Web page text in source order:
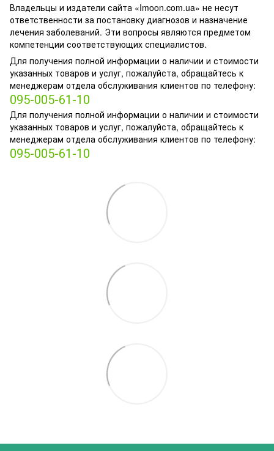
Владельцы и издатели сайта «Imoon.com.ua» не несут
ответственности за постановку диагнозов и назначение
лечения заболеваний. Эти вопросы являются предметом
компетенции соответствующих специалистов.
Для получения полной информации о наличии и стоимости
указанных товаров и услуг, пожалуйста, обращайтесь к
менеджерам отдела обслуживания клиентов по телефону:
095-005-61-10
Для получения полной информации о наличии и стоимости
указанных товаров и услуг, пожалуйста, обращайтесь к
менеджерам отдела обслуживания клиентов по телефону:
095-005-61-10